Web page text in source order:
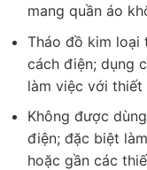
mang quần áo
Tháo đồ kim loại
cách điện; dụng
làm việc với thiết
Không được
điện; đặc biệt
hoặc gần các